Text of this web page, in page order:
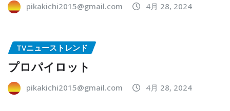
pikakichi2015@gmail.com 4月 28, 2024
TVニューストレンド
プロパイロット
pikakichi2015@gmail.com 4月 28, 2024